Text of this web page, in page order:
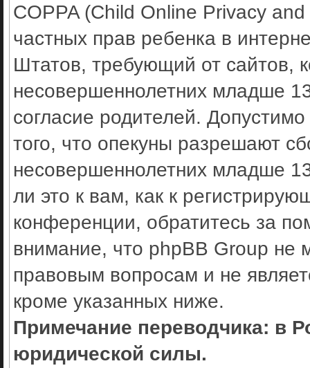
COPPA (Child Online Privacy
частных прав ребенка в
Штатов, требующий от сайтов,
несовершеннолетних младше
согласие родителей.
того, что опекуны разрешают
несовершеннолетних младше
ли это к вам, как к
конференции, обратитесь за
внимание, что phpBB Group не
правовым вопросам и не
кроме указанных ниже.
Примечание переводчика: в
юридической силы.